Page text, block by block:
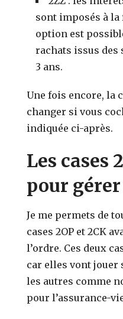
sont imposés à la
option est
rachats issus des
3 ans.
Une fois encore, la
changer si vous
indiquée ci-après.
Les cases
pour
Je me permets de
cases 2OP et 2CK
l’ordre. Ces deux
car elles vont jouer
les autres comme
pour l’assurance-